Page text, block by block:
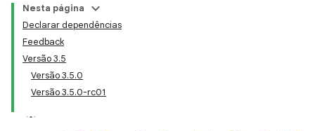
Nesta página
Declarar dependências
Feedback
Versão 3.5
Versão 3.5.0
Versão 3.5.0-rc01